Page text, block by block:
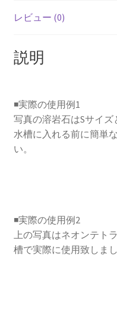
70mm
ア
ム
レ
イ
ア
リ
ウ
ム
レビュー (0)
説明
◾️実際の使用例1
写真の溶岩石はSサイズ
水槽に入れる前に簡単
い。
◾️実際の使用例2
上の写真はネオンテト
槽で実際に使用致しまし